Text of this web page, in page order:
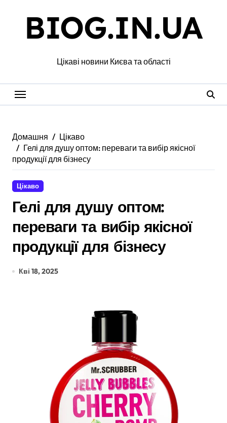
BIOG.IN.UA
Цікаві новини Києва та області
Домашня
Цікаво
Гелі для душу оптом: переваги та вибір якісної
продукції для бізнесу
Цікаво
Гелі для душу оптом:
переваги та вибір якісної
продукції для бізнесу
Кві 18, 2025